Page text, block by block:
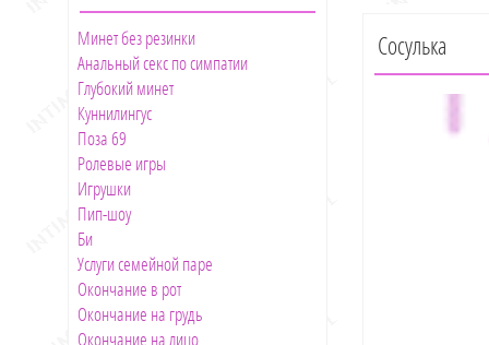
бархатистых
разожжет пламя
сердце биться
непреодолимым
что видел в
удивить. Не
и её страсть,
помогут ей в
похоть в
источаю
ты не захочешь
чем заняться -
глубокого
как можно
Сосулька
Минет без резинки
Анальный секс по симпатии
Глубокий минет
Куннилингус
Поза 69
Ролевые игры
Игрушки
Пип-шоу
Би
Услуги семейной паре
Окончание в рот
Окончание на грудь
Окончание на лицо